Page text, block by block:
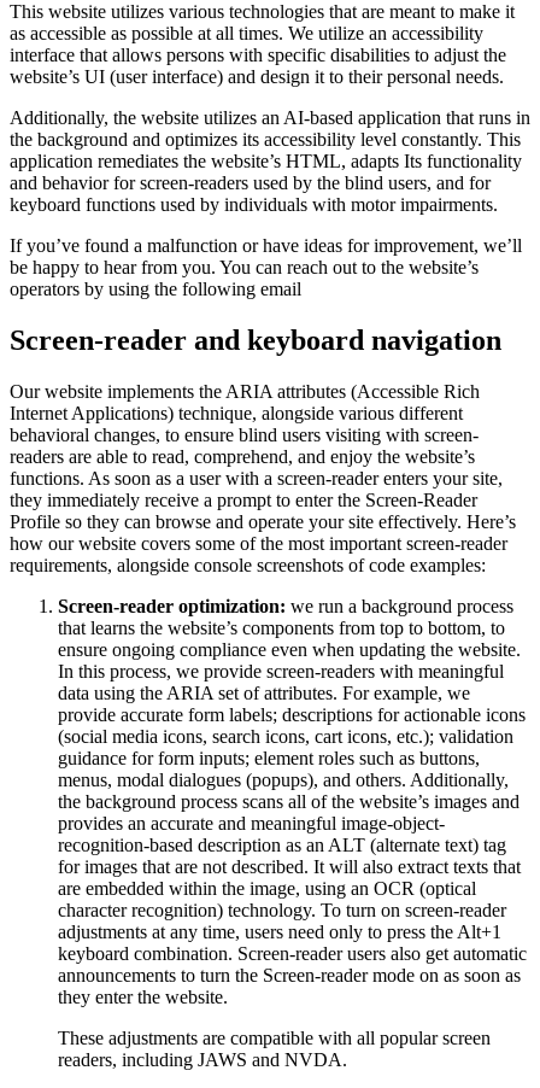
This website utilizes various technologies that are meant to make it
as accessible as possible at all times. We utilize an accessibility
interface that allows persons with specific disabilities to adjust the
website’s UI (user interface) and design it to their personal needs.
Additionally, the website utilizes an AI-based application that runs in
the background and optimizes its accessibility level constantly. This
application remediates the website’s HTML, adapts Its functionality
and behavior for screen-readers used by the blind users, and for
keyboard functions used by individuals with motor impairments.
If you’ve found a malfunction or have ideas for improvement, we’ll
be happy to hear from you. You can reach out to the website’s
operators by using the following email
Screen-reader and keyboard navigation
Our website implements the ARIA attributes (Accessible Rich
Internet Applications) technique, alongside various different
behavioral changes, to ensure blind users visiting with screen-
readers are able to read, comprehend, and enjoy the website’s
functions. As soon as a user with a screen-reader enters your site,
they immediately receive a prompt to enter the Screen-Reader
Profile so they can browse and operate your site effectively. Here’s
how our website covers some of the most important screen-reader
requirements, alongside console screenshots of code examples:
Screen-reader optimization: we run a background process
that learns the website’s components from top to bottom, to
ensure ongoing compliance even when updating the website.
In this process, we provide screen-readers with meaningful
data using the ARIA set of attributes. For example, we
provide accurate form labels; descriptions for actionable icons
(social media icons, search icons, cart icons, etc.); validation
guidance for form inputs; element roles such as buttons,
menus, modal dialogues (popups), and others. Additionally,
the background process scans all of the website’s images and
provides an accurate and meaningful image-object-
recognition-based description as an ALT (alternate text) tag
for images that are not described. It will also extract texts that
are embedded within the image, using an OCR (optical
character recognition) technology. To turn on screen-reader
adjustments at any time, users need only to press the Alt+1
keyboard combination. Screen-reader users also get automatic
announcements to turn the Screen-reader mode on as soon as
they enter the website.
These adjustments are compatible with all popular screen
readers, including JAWS and NVDA.